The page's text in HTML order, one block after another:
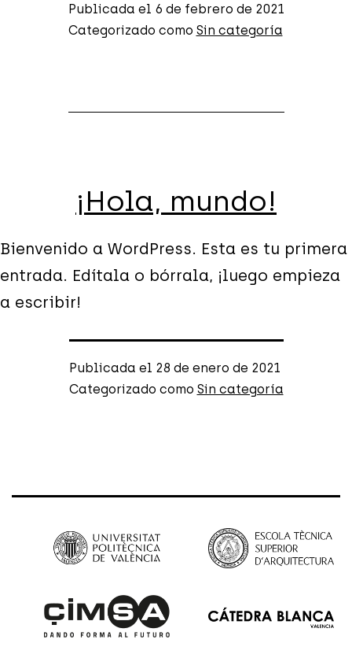
Publicada el 6 de febrero de 2021
Categorizado como Sin categoría
¡Hola, mundo!
Bienvenido a WordPress. Esta es tu primera
entrada. Edítala o bórrala, ¡luego empieza
a escribir!
Publicada el 28 de enero de 2021
Categorizado como Sin categoría